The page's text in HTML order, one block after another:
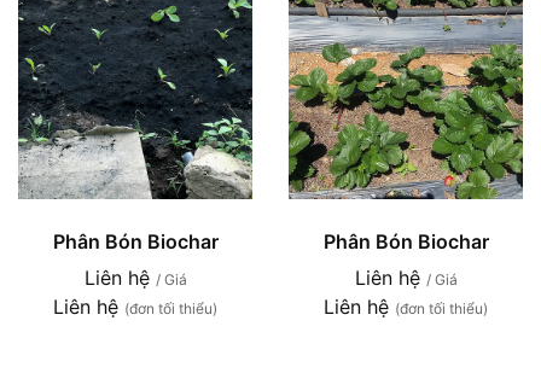
Phân Bón Biochar
Liên hệ / Giá
Liên hệ (đơn tối thiểu)
Phân Bón Biochar
Liên hệ / Giá
Liên hệ (đơn tối thiểu)